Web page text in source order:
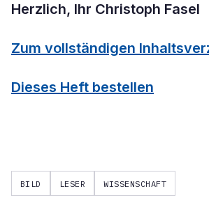
Herzlich, Ihr Christoph Fasel
Zum vollständigen
Dieses Heft bestellen
BILD LESER WISSENSCHAFT